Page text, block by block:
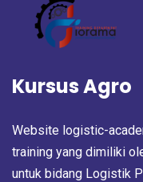
Kursus Agro
Website logistic-
training yang dimiliki
untuk bidang Logistik